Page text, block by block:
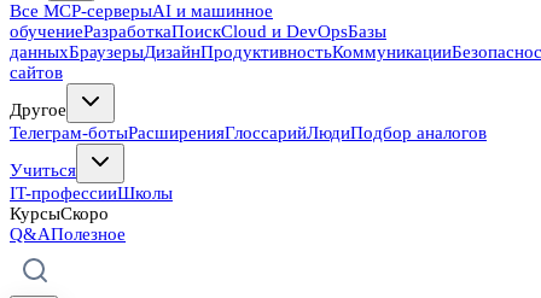
Все MCP-серверыAI и машинное
обучениеРазработкаПоискCloud и DevOpsБазы
данныхБраузерыДизайнПродуктивностьКоммуникации
сайтов
Другое
Телеграм-ботыРасширенияГлоссарийЛюдиПодбор аналогов
Учиться
IT-профессииШколы
КурсыСкоро
Q&AПолезное